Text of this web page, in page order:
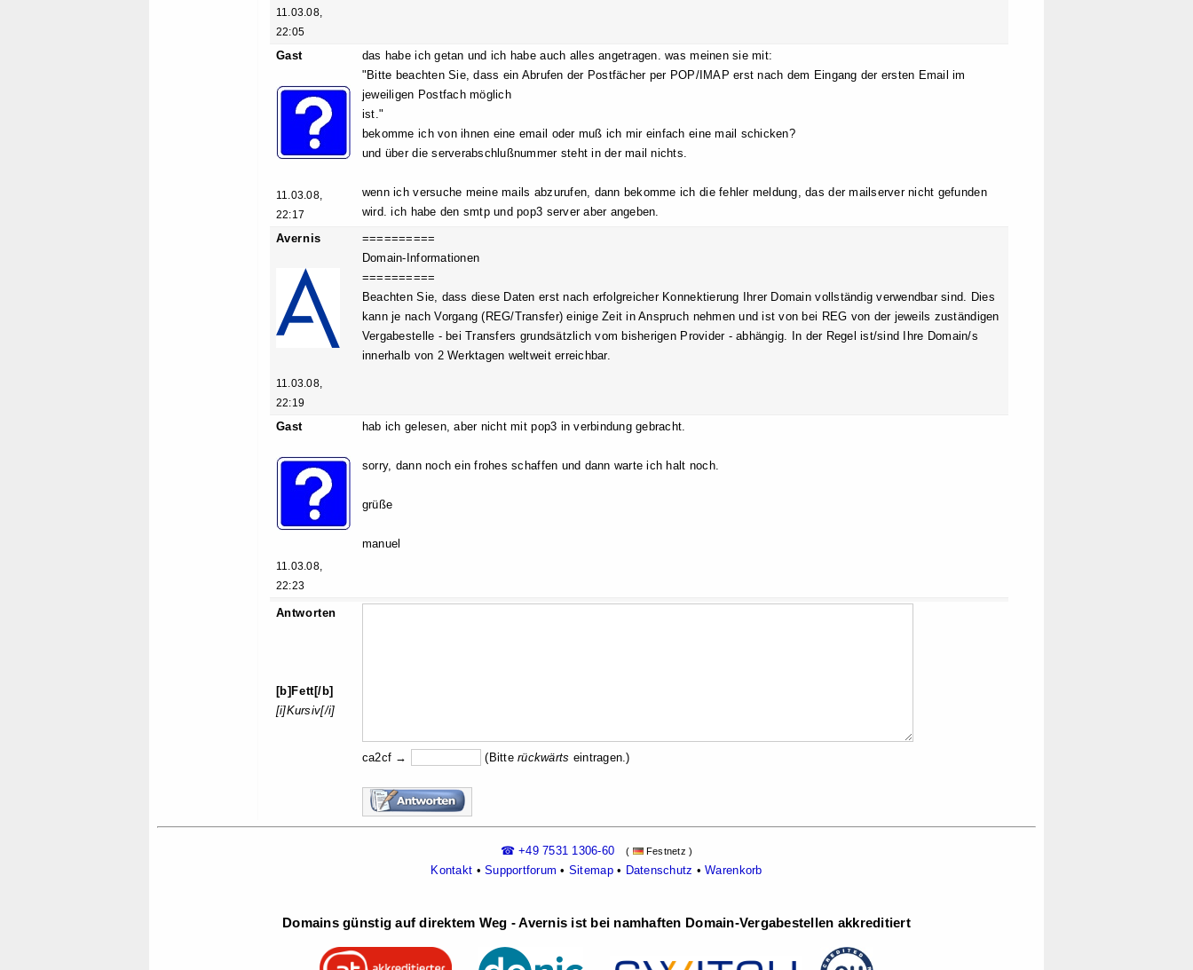
11.03.08,
22:05
Gast
11.03.08,
22:17
das habe ich getan und ich habe auch alles angetragen. was meinen sie mit:
"Bitte beachten Sie, dass ein Abrufen der Postfächer per POP/IMAP erst nach dem Eingang der ersten Email im
jeweiligen Postfach möglich
ist."
bekomme ich von ihnen eine email oder muß ich mir einfach eine mail schicken?
und über die serverabschlußnummer steht in der mail nichts.
wenn ich versuche meine mails abzurufen, dann bekomme ich die fehler meldung, das der mailserver nicht gefunden
wird. ich habe den smtp und pop3 server aber angeben.
Avernis
11.03.08,
22:19
==========
Domain-Informationen
==========
Beachten Sie, dass diese Daten erst nach erfolgreicher Konnektierung Ihrer Domain vollständig verwendbar sind. Dies
kann je nach Vorgang (REG/Transfer) einige Zeit in Anspruch nehmen und ist von bei REG von der jeweils zuständigen
Vergabestelle - bei Transfers grundsätzlich vom bisherigen Provider - abhängig. In der Regel ist/sind Ihre Domain/s
innerhalb von 2 Werktagen weltweit erreichbar.
Gast
11.03.08,
22:23
hab ich gelesen, aber nicht mit pop3 in verbindung gebracht.
sorry, dann noch ein frohes schaffen und dann warte ich halt noch.
grüße
manuel
Antworten
[b]Fett[/b]
[i]Kursiv[/i]
ca2cf → (Bitterückwärts eintragen.)
☎ +49 7531 1306-60 ( Festnetz )
Kontakt •Supportforum • Sitemap• Datenschutz •Warenkorb
Domains günstig auf direktem Weg - Avernis ist bei namhaften Domain-Vergabestellen akkreditiert